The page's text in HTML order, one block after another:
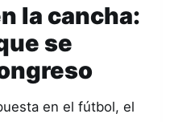
la cancha:
se
en el fútbol, el